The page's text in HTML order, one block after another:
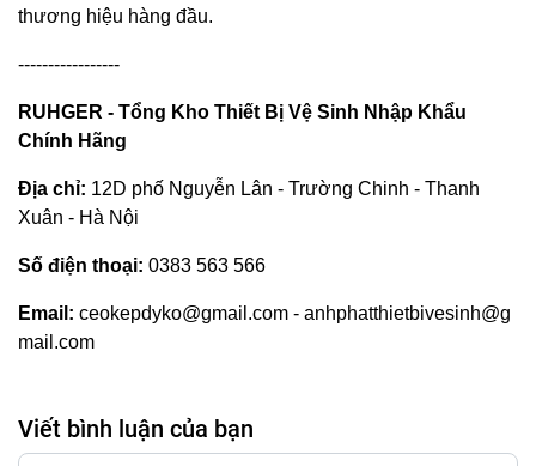
thương hiệu hàng đầu.
-----------------
RUHGER - Tổng Kho Thiết Bị Vệ Sinh Nhập Khẩu
Chính Hãng
Địa chỉ: 12D phố Nguyễn Lân - Trường Chinh - Thanh
Xuân - Hà Nội
Số điện thoại: 0383 563 566
Email: ceokepdyko@gmail.com - anhphatthietbivesinh@g
mail.com
Viết bình luận của bạn